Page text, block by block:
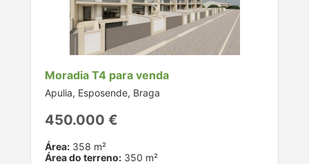
Moradia T4 para venda
Apulia, Esposende, Braga
450.000 €
Área: 358 m²
Área do terreno: 350 m²